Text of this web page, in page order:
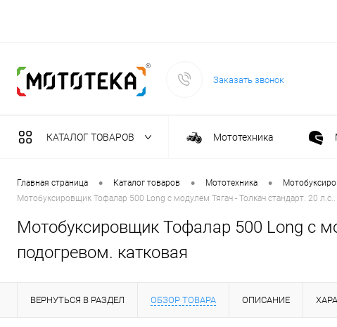
Заказать звонок
КАТАЛОГ ТОВАРОВ Мототехника
Садовая техника
Масла и тех. жидкости
Сварочное оборудование
Главная страница • Каталог товаров • Мототехника •
Мотобуксировщик Тофалар 500 Long с модулем Тягач - Толкач стандарт. 20
Мотобуксировщик Тофалар 500 Long с
подогревом. катковая
ВЕРНУТЬСЯ В РАЗДЕЛ ОБЗОР ТОВАРА ОПИСАНИЕ